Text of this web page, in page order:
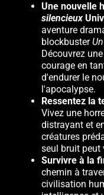
Une nouvelle
silencieux
aventure
blockbuster
Découvrez
courage en
d'endurer le
l'apocalypse.
Ressentez la
Vivez une
distrayant et
créatures
seul bruit peut
Survivre à la
chemin à
civilisation